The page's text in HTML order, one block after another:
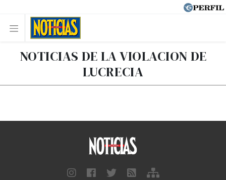
NOTICIAS DE LA VIOLACION DE
LUCRECIA